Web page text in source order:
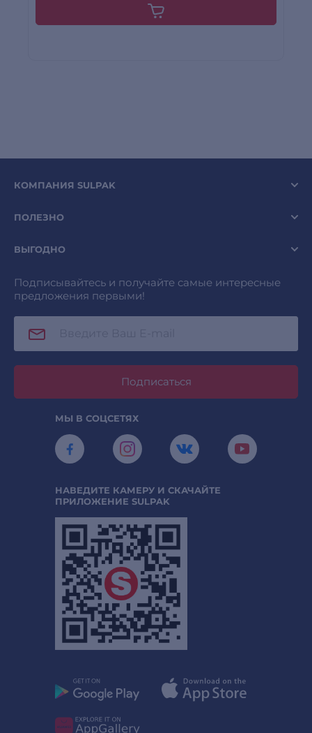
КОМПАНИЯ SULPAK
ПОЛЕЗНО
ВЫГОДНО
Подписывайтесь и получайте самые интересные
предложения первыми!
Подписаться
МЫ В СОЦСЕТЯХ
НАВЕДИТЕ КАМЕРУ И СКАЧАЙТЕ
ПРИЛОЖЕНИЕ SULPAK